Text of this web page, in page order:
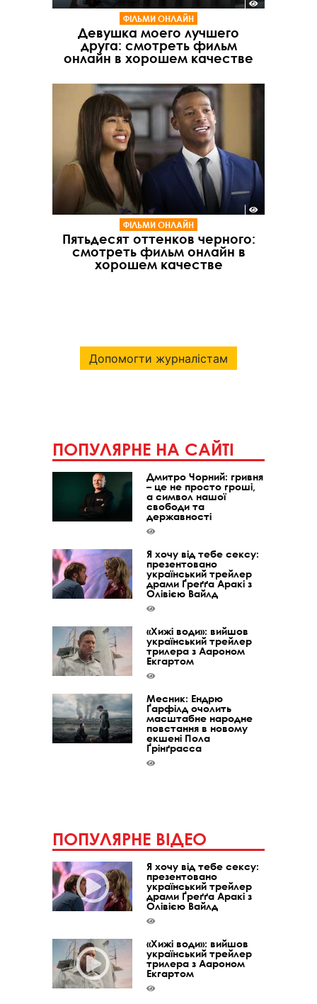
ФІЛЬМИ ОНЛАЙН
Девушка моего лучшего
друга: смотреть фильм
онлайн в хорошем качестве
ФІЛЬМИ ОНЛАЙН
Пятьдесят оттенков черного:
смотреть фильм онлайн в
хорошем качестве
Допомогти журналістам
ПОПУЛЯРНЕ НА САЙТІ
Дмитро Чорний: гривня
– це не просто гроші,
а символ нашої
свободи та
державності
Я хочу від тебе сексу:
презентовано
український трейлер
драми Ґреґґа Аракі з
Олівією Вайлд
«Хижі води»: вийшов
український трейлер
трилера з Аароном
Екгартом
Месник: Ендрю
Ґарфілд очолить
масштабне народне
повстання в новому
екшені Пола
Ґрінґрасса
ПОПУЛЯРНЕ ВІДЕО
Я хочу від тебе сексу:
презентовано
український трейлер
драми Ґреґґа Аракі з
Олівією Вайлд
«Хижі води»: вийшов
український трейлер
трилера з Аароном
Екгартом